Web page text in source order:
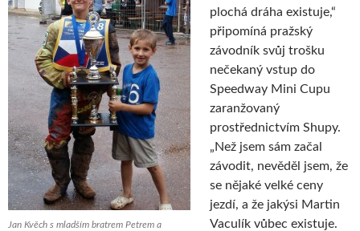
Jan Kvěch s mladším bratrem Petrem a
plochá dráha existuje,“
připomíná pražský
závodník svůj trošku
nečekaný vstup do
Speedway Mini Cupu
zaranžovaný
prostřednictvím Shupy.
„Než jsem sám začal
závodit, nevěděl jsem, že
se nějaké velké ceny
jezdí, a že jakýsi Martin
Vaculík vůbec existuje.